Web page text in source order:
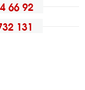
66 92
131